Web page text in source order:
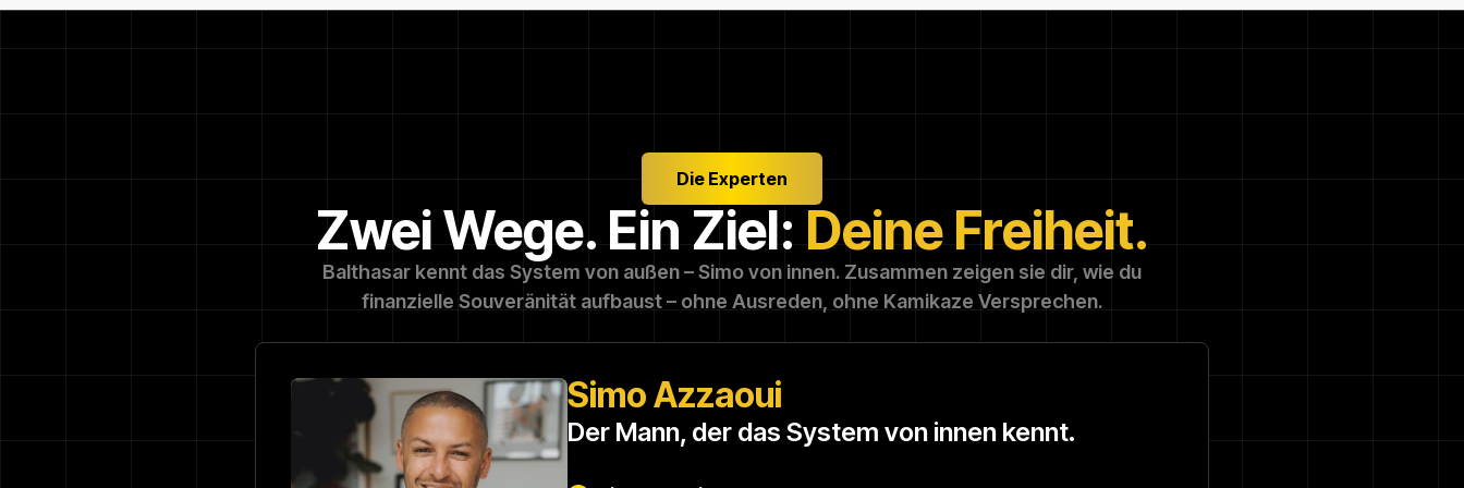
Die Experten
Zwei Wege. Ein Ziel: Deine Freiheit.
Balthasar kennt das System von außen – Simo von innen. Zusammen zeigen sie dir, wie du
finanzielle Souveränität aufbaust – ohne Ausreden, ohne Kamikaze Versprechen.
Simo Azzaoui
Der Mann, der das System von innen kennt.